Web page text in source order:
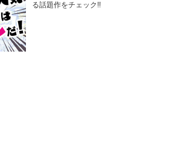
る話題作をチェック!!